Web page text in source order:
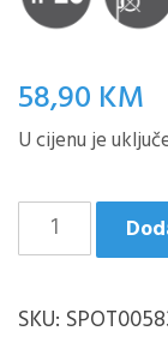
58,90 KM
U cijenu je
Colmar/2
SPOT
količina
SKU: